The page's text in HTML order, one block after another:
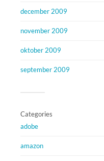
december 2009
november 2009
oktober 2009
september 2009
Categories
adobe
amazon